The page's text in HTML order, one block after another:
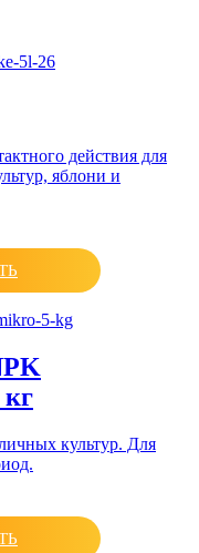
действия для
яблони и
культур. Для